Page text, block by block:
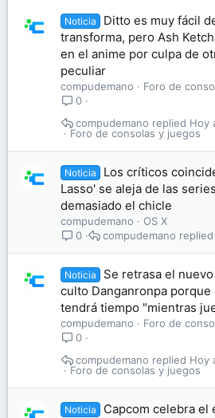
Noticia
Ditto es muy fácil
transforma, pero Ash
en el anime por culpa de
peculiar
compudemano
Foro de
0
Foro de consolas y juegos
Hoy
compudemano
Noticia
Los críticos
Lasso' se aleja de las
demasiado el chicle
compudemano
OS X
0
compudemano
Noticia
Se retrasa el
culto Danganronpa
tendrá tiempo "mientras
compudemano
Foro de
0
Foro de consolas y juegos
Hoy
compudemano
Noticia
Capcom celebra el